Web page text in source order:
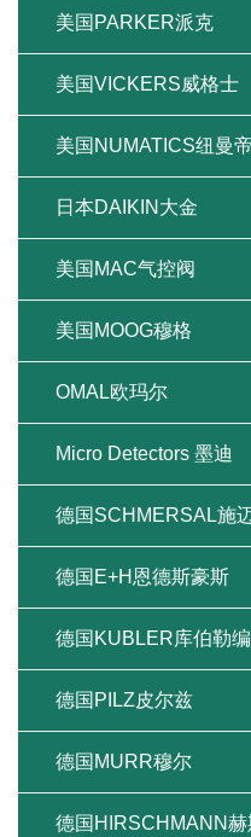
美国PARKER派克
美国VICKERS威格士
美国NUMATICS纽曼
日本DAIKIN大金
美国MAC气控阀
美国MOOG穆格
OMAL欧玛尔
Micro Detectors 墨迪
德国SCHMERSAL施
德国E+H恩德斯豪斯
德国KUBLER库伯勒
德国PILZ皮尔兹
德国MURR穆尔
德国HIRSCHMANN